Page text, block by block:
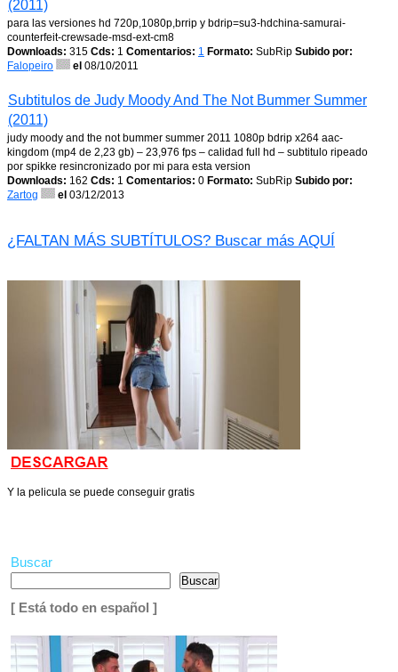
(2011)
para las versiones hd 720p,1080p,brrip y bdrip=su3-hdchina-samurai-
counterfeit-crewsade-msd-ext-cm8
Downloads: 315 Cds: 1 Comentarios: 1 Formato: SubRip Subido por:
Falopeiro
el 08/10/2011
Subtitulos de Judy Moody And The Not Bummer Summer
(2011)
judy moody and the not bummer summer 2011 1080p bdrip x264 aac-
kingdom (mp4 de 2,23 gb) – 23,976 fps – calidad full hd – subtitulo ripeado
por spikke resincronizado por mi para esta version
Downloads: 162 Cds: 1 Comentarios: 0 Formato: SubRip Subido por:
Zartog
el 03/12/2013
¿FALTAN MÁS SUBTÍTULOS? Buscar más AQUÍ
Y la pelicula se puede conseguir gratis
Buscar
Buscar
[ Está todo en español ]